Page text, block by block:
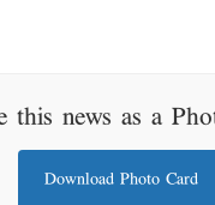
this news as a
Download Photo Card